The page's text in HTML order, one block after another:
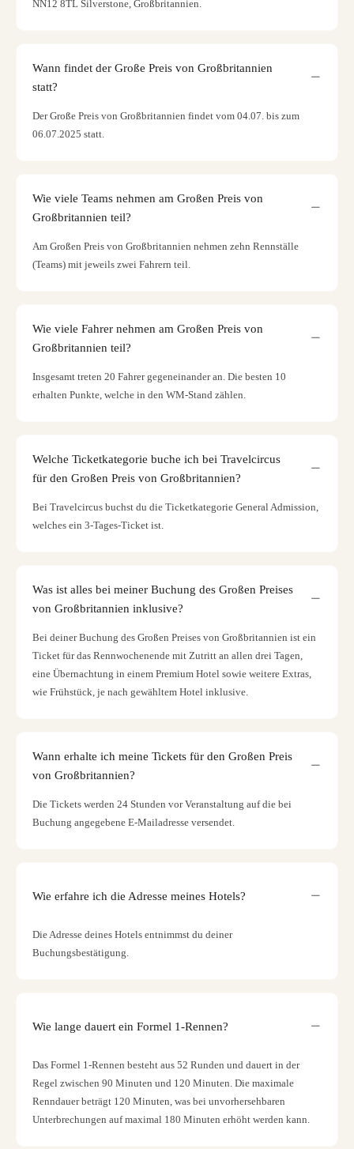
NN12 8TL Silverstone, Großbritannien.
Wann findet der Große Preis von Großbritannien
statt?
Der Große Preis von Großbritannien findet vom 04.07. bis zum
06.07.2025 statt.
Wie viele Teams nehmen am Großen Preis von
Großbritannien teil?
Am Großen Preis von Großbritannien nehmen zehn Rennställe
(Teams) mit jeweils zwei Fahrern teil.
Wie viele Fahrer nehmen am Großen Preis von
Großbritannien teil?
Insgesamt treten 20 Fahrer gegeneinander an. Die besten 10
erhalten Punkte, welche in den WM-Stand zählen.
Welche Ticketkategorie buche ich bei Travelcircus
für den Großen Preis von Großbritannien?
Bei Travelcircus buchst du die Ticketkategorie General Admission,
welches ein 3-Tages-Ticket ist.
Was ist alles bei meiner Buchung des Großen Preises
von Großbritannien inklusive?
Bei deiner Buchung des Großen Preises von Großbritannien ist ein
Ticket für das Rennwochenende mit Zutritt an allen drei Tagen,
eine Übernachtung in einem Premium Hotel sowie weitere Extras,
wie Frühstück, je nach gewähltem Hotel inklusive.
Wann erhalte ich meine Tickets für den Großen Preis
von Großbritannien?
Die Tickets werden 24 Stunden vor Veranstaltung auf die bei
Buchung angegebene E-Mailadresse versendet.
Wie erfahre ich die Adresse meines Hotels?
Die Adresse deines Hotels entnimmst du deiner
Buchungsbestätigung.
Wie lange dauert ein Formel 1-Rennen?
Das Formel 1-Rennen besteht aus 52 Runden und dauert in der
Regel zwischen 90 Minuten und 120 Minuten. Die maximale
Renndauer beträgt 120 Minuten, was bei unvorhersehbaren
Unterbrechungen auf maximal 180 Minuten erhöht werden kann.